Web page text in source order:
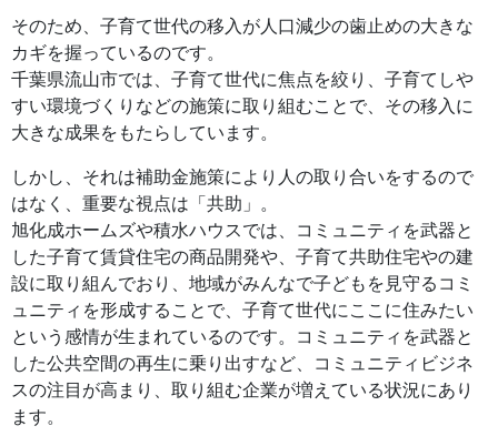
そのため、子育て世代の移入が人口減少の歯止めの大きな
カギを握っているのです。
千葉県流山市では、子育て世代に焦点を絞り、子育てしや
すい環境づくりなどの施策に取り組むことで、その移入に
大きな成果をもたらしています。
しかし、それは補助金施策により人の取り合いをするので
はなく、重要な視点は「共助」。
旭化成ホームズや積水ハウスでは、コミュニティを武器と
した子育て賃貸住宅の商品開発や、子育て共助住宅やの建
設に取り組んでおり、地域がみんなで子どもを見守るコミ
ュニティを形成することで、子育て世代にここに住みたい
という感情が生まれているのです。コミュニティを武器と
した公共空間の再生に乗り出すなど、コミュニティビジネ
スの注目が高まり、取り組む企業が増えている状況にあり
ます。